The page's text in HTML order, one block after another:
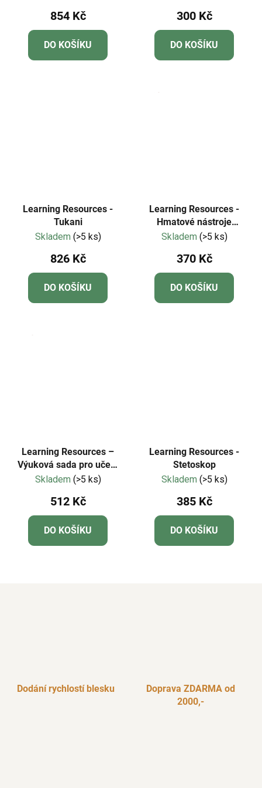
854 Kč
DO KOŠÍKU
300 Kč
DO KOŠÍKU
Learning Resources -
Tukani
Skladem (>5 ks)
826 Kč
DO KOŠÍKU
Learning Resources -
Hmatové nástroje
Helping Hands
Skladem (>5 ks)
370 Kč
DO KOŠÍKU
Learning Resources –
Výuková sada pro učení
času Time Activity Set
Skladem (>5 ks)
512 Kč
DO KOŠÍKU
Learning Resources -
Stetoskop
Skladem (>5 ks)
385 Kč
DO KOŠÍKU
Dodání rychlostí blesku
Doprava ZDARMA od
2000,-